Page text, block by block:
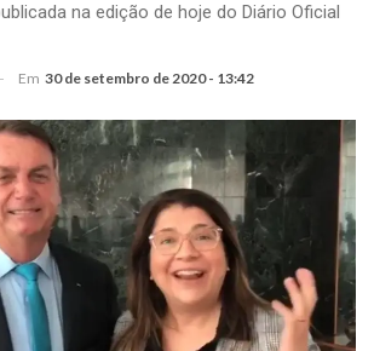
na edição de hoje do Diário Oficial
Em 30 de setembro de 2020 - 13:42